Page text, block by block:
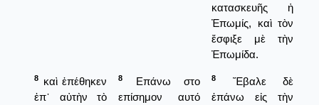
κατασκευῆς ἡ
Ἐπωμίς, καὶ τὸν
ἔσφιξε μὲ τὴν
Ἐπωμίδα.
8
καὶ ἐπέθηκεν
ἐπ᾿ αὐτὴν τὸ
8
Επάνω στο
επίσημον αυτό
8
Ἔβαλε δὲ
ἐπάνω εἰς τὴν